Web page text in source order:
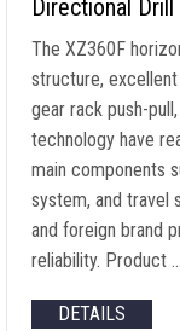
Directional
The XZ360F
structure,
gear rack push-pull,
technology have
main components
system, and travel
and foreign brand
reliability. Product …
DETAILS